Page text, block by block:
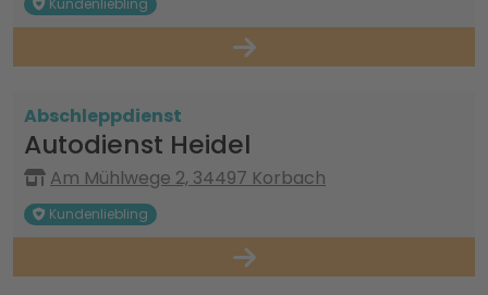
Kundenliebling
Abschleppdienst
Autodienst Heidel
Am Mühlwege 2, 34497 Korbach
Kundenliebling